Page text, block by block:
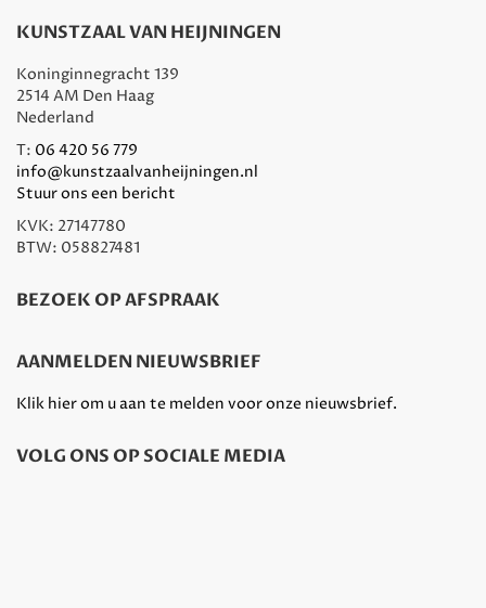
KUNSTZAAL VAN HEIJNINGEN
Koninginnegracht 139
2514 AM Den Haag
Nederland
T: 06 420 56 779
info@kunstzaalvanheijningen.nl
Stuur ons een bericht
KVK: 27147780
BTW: 058827481
BEZOEK OP AFSPRAAK
AANMELDEN NIEUWSBRIEF
Klik hier om u aan te melden voor onze nieuwsbrief.
VOLG ONS OP SOCIALE MEDIA